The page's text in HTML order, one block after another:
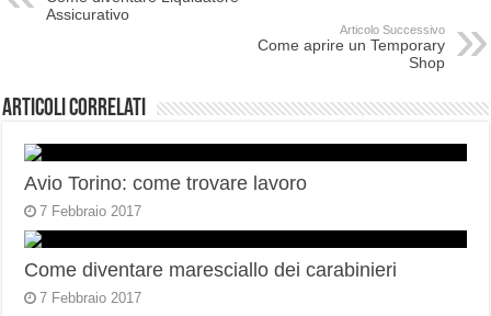
Assicurativo
Articolo Successivo
Come aprire un Temporary
Shop
Articoli correlati
Avio Torino: come trovare lavoro
7 Febbraio 2017
Come diventare maresciallo dei carabinieri
7 Febbraio 2017